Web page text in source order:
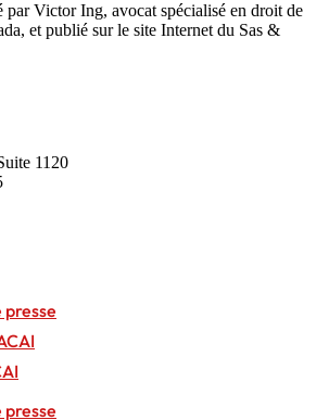
par Victor Ing, avocat spécialisé en droit de
et publié sur le site Internet du Sas &
1120
presse
presse